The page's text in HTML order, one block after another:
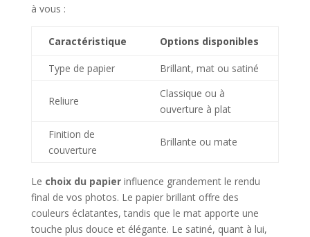
à vous :
Caractéristique Options disponibles
Type de papier Brillant, mat ou satiné
Reliure
Classique ou à
ouverture à plat
Finition de
couverture
Brillante ou mate
Le choix du papierinfluence grandement le rendu
final de vos photos. Le papier brillant offre des
couleurs éclatantes, tandis que le mat apporte une
touche plus douce et élégante. Le satiné, quant à lui,